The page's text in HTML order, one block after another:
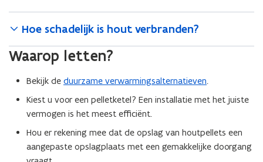
Hoe schadelijk is hout verbranden?
Waarop letten?
Bekijk de duurzame verwarmingsalternatieven.
Kiest u voor een pelletketel? Een installatie met het juiste
vermogen is het meest efficiënt.
Hou er rekening mee dat de opslag van houtpellets een
aangepaste opslagplaats met een gemakkelijke doorgang